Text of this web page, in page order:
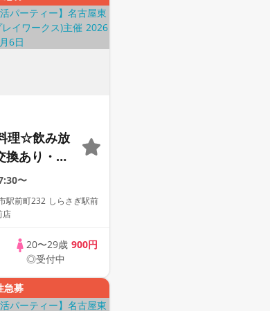
理☆飲み放
換あり・完
多数・初
イワーク
〜
駅前町232 しらさぎ駅前
店
20〜29歳 900円
◎受付中
急募